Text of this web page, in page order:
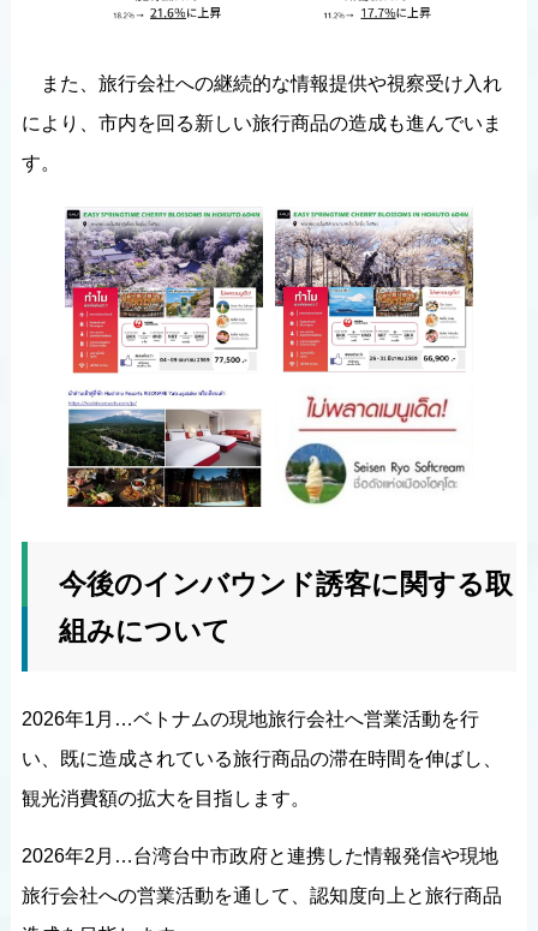
また、旅行会社への継続的な情報提供や視察受け入れ
により、市内を回る新しい旅行商品の造成も進んでいま
す。
今後のインバウンド誘客に関する取
組みについて
2026年1月…ベトナムの現地旅行会社へ営業活動を行
い、既に造成されている旅行商品の滞在時間を伸ばし、
観光消費額の拡大を目指します。
2026年2月…台湾台中市政府と連携した情報発信や現地
旅行会社への営業活動を通して、認知度向上と旅行商品